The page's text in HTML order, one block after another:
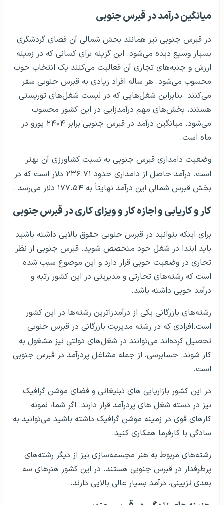
میانگین درآمد در قبرس جنوبی
در قبرس جنوبی نیز همانند بخش شمالی آن فضای گردشگری
بسیار وسیع دیده می‌شود. این گزینه برای کسانی که در زمینه
ارزش و جنبه‌های تجاری آن فعالیت می‌کنند یک انتخاب خوب
محسوب می‌شود. هر ساله افراد زیادی به قبرس جنوبی سفر
می‌کنند. بنابراین شغل‌هایی که در لیست شغل‌های توریستی
هستند، بخش‌های مهم درآمدزایی در این کشور محسوب
می‌شود. میانگین درآمد در قبرس جنوبی برابر ۲۴۰۴ یورو در
ماه است.
وضعیت دامداری قبرس جنوبی به نسبت کشاورزی آن بهتر
است. درآمد حاصل از دامداری حدود ۲۳۶.۷۱ دلار است که در
بخش قبرس شمالی این درآمد نهایتاً به ۱۷۷.۵۴ دلار می‌رسد .
کار و کاریابی و اجازه کار و ویزای کاری در قبرس جنوبی
برای اینکه بتوانید در قبرس جنوبی حقوق بالایی داشته باشید
باید ابتدا در شغل خود متخصص شوید. قبرس جنوبی از نظر
تجاری در وضعیت خوبی قرار دارد و این موضوع سبب شده
است که رشته‌های تجارتی و مدیریتی در این کشور رتبه و
درآمد خوبی داشته باشد.
رشته‌های بازرگانی یکی از درآمدزاترین رشته‌ها در این کشور
است.افرادی که در رشته مدیریت بازرگانی در قبرس جنوبی
تحصیل کرده‌اند می‌توانند در شغل‌های دولتی نیز مشغول به
کار شوند. حسابرسی، از جمله مشاغل پردرآمد در قبرس جنوبی
است.
در این کشور بازاریابی های تبلیغاتی و فضای موشن گرافیک
نیز در دسته شغل های پردرآمد قرار دارند. اگر شما، نمونه
کارهای قوی در زمینه موشن گرافیک داشته باشید می‌توانید به
سادگی با کارفرما همکاری کنید.
رشته‌های مربوط به هنر مجسمه‌سازی نیز از دیگر رشته‌های
پرطرفدار در قبرس جنوبی هستند. در این کشور هنرهای سه
بعدی تزیینی، درآمد بسیار عالی بالایی دارند.